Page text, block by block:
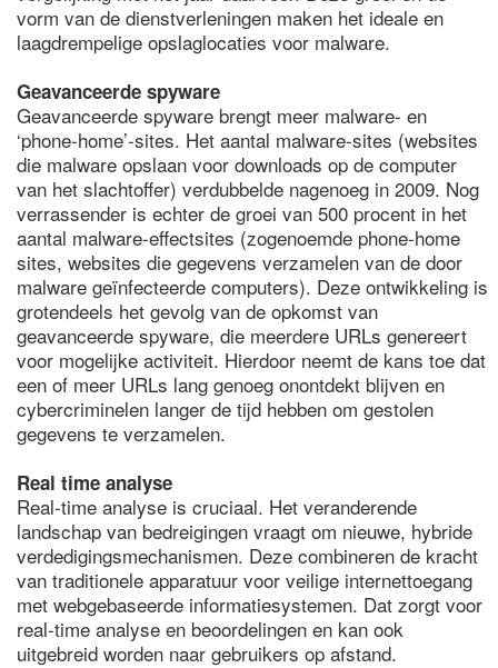
vorm van de dienstverleningen maken het ideale en
laagdrempelige opslaglocaties voor malware.
Geavanceerde spyware
Geavanceerde spyware brengt meer malware- en
‘phone-home’-sites. Het aantal malware-sites (websites
die malware opslaan voor downloads op de computer
van het slachtoffer) verdubbelde nagenoeg in 2009. Nog
verrassender is echter de groei van 500 procent in het
aantal malware-effectsites (zogenoemde phone-home
sites, websites die gegevens verzamelen van de door
malware geïnfecteerde computers). Deze ontwikkeling is
grotendeels het gevolg van de opkomst van
geavanceerde spyware, die meerdere URLs genereert
voor mogelijke activiteit. Hierdoor neemt de kans toe dat
een of meer URLs lang genoeg onontdekt blijven en
cybercriminelen langer de tijd hebben om gestolen
gegevens te verzamelen.
Real time analyse
Real-time analyse is cruciaal. Het veranderende
landschap van bedreigingen vraagt om nieuwe, hybride
verdedigingsmechanismen. Deze combineren de kracht
van traditionele apparatuur voor veilige internettoegang
met webgebaseerde informatiesystemen. Dat zorgt voor
real-time analyse en beoordelingen en kan ook
uitgebreid worden naar gebruikers op afstand.